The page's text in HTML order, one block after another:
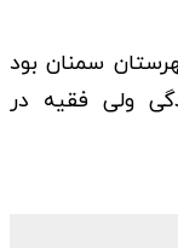
وی متولد ۱۳۲۳ در شهرستان سمنان بود
ولی فقیه در